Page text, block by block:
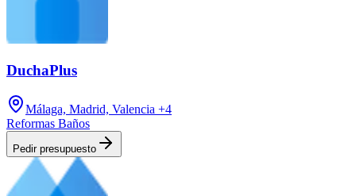
DuchaPlus
Málaga, Madrid, Valencia +4
Reformas Baños
Pedir presupuesto